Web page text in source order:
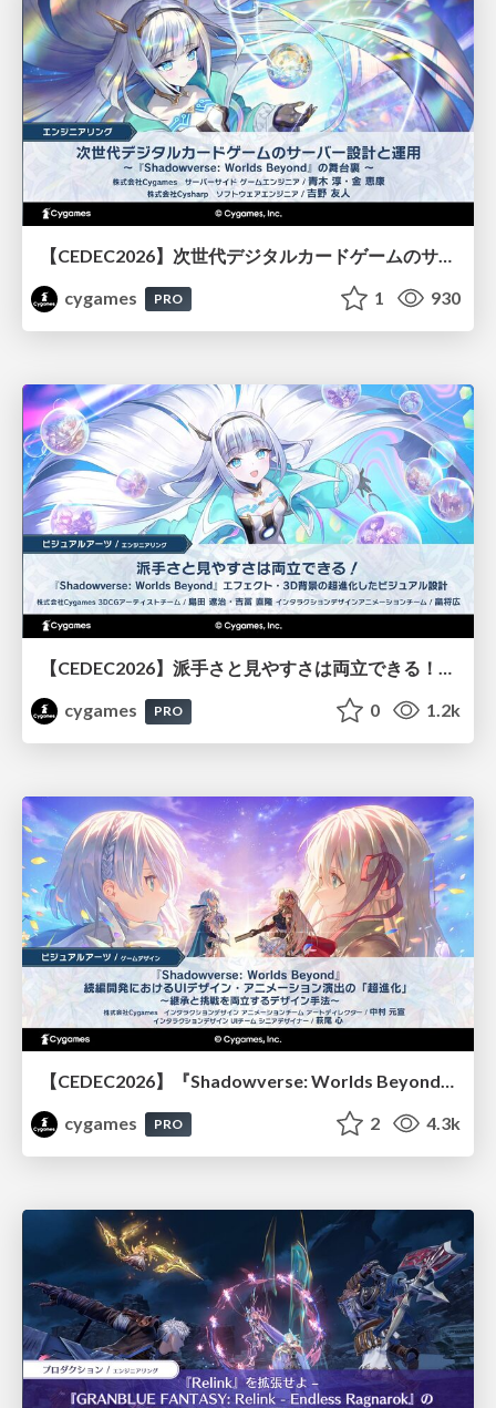
【CEDEC2026】次世代デジタルカードゲームのサーバー設計と運用 〜『Shadowverse: Worlds Beyond』の舞台裏～
cygames
PRO 1 930
【CEDEC2026】派手さと見やすさは両立できる！『Shadowverse: Worlds Beyond』エフェクト・3D背景の超進化したビジュアル設計
cygames
PRO 0 1.2k
【CEDEC2026】『Shadowverse: Worlds Beyond』続編開発におけるUIデザイン・アニメーション演出の「超進化」 ～継承と挑戦を両立するデザイン手法～
cygames
PRO 2 4.3k